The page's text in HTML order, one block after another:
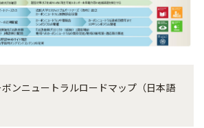
ンニュートラルロードマップ（日本語